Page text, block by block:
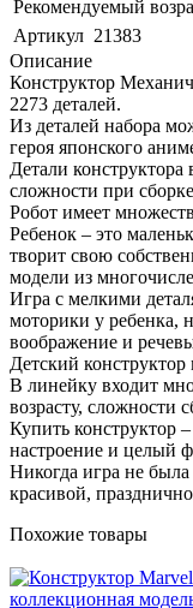
Рекомендуемый
Артикул 21383
Описание
Конструктор
2273 деталей.
Из деталей набора
героя японского
Детали
сложности при
Робот имеет
Ребенок – это
творит свою
модели из
Игра с мелкими
моторики у ребенка,
воображение и
Детский
В линейку входит
возрасту, сложности
Купить конструктор
настроение и целый
Никогда игра не
красивой,
Похожие товары